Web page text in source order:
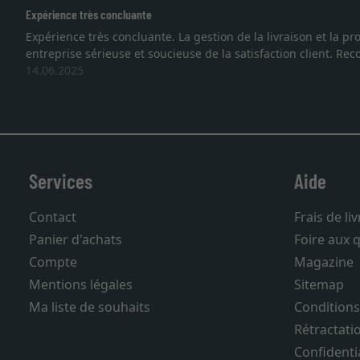
Excellent
Je recherchais un cadre sur mesure pour une
vous. Emballage professionnel, service et livraison
27.05.2025
Services
Contact
Panier d'achats
Compte
Mentions légales
Ma liste de souhaits
Aide
Frais de
Foire aux
Magazine
Sitemap